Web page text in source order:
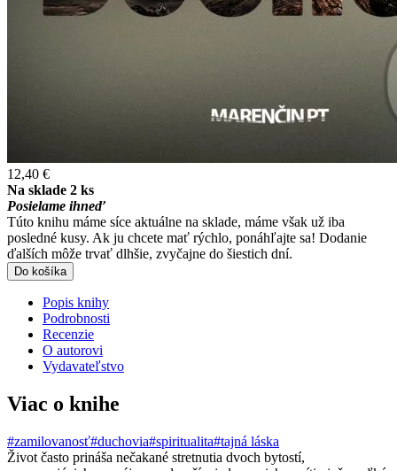
12,40 €
Na sklade 2 ks
Posielame ihneď
Túto knihu máme síce aktuálne na sklade, máme však už iba
posledné kusy. Ak ju chcete mať rýchlo, ponáhľajte sa! Dodanie
ďalších môže trvať dlhšie, zvyčajne do šiestich dní.
Do košíka
Popis knihy
Podrobnosti
Recenzie
O autorovi
Vydavateľstvo
Viac o knihe
#zamilovanosť#duchovia#spiritualita#tajná láska
Život často prináša nečakané stretnutia dvoch bytostí,